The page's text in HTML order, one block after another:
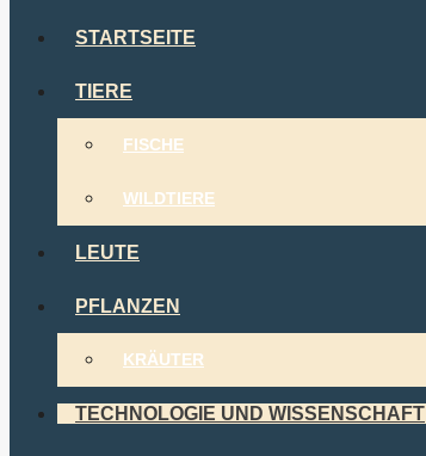
STARTSEITE
TIERE
FISCHE
WILDTIERE
LEUTE
PFLANZEN
KRÄUTER
TECHNOLOGIE UND WISSENSCHAFT